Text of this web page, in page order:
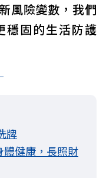
風險變數，我們
穩固的生活防護
牌
體健康，長照財